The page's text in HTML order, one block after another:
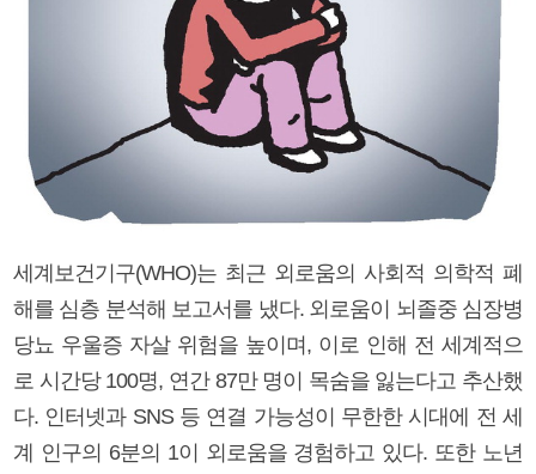
세계보건기구(WHO)는 최근 외로움의 사회적 의학적 폐
해를 심층 분석해 보고서를 냈다. 외로움이 뇌졸중 심장병
당뇨 우울증 자살 위험을 높이며, 이로 인해 전 세계적으
로 시간당 100명, 연간 87만 명이 목숨을 잃는다고 추산했
다. 인터넷과 SNS 등 연결 가능성이 무한한 시대에 전 세
계 인구의 6분의 1이 외로움을 경험하고 있다. 또한 노년